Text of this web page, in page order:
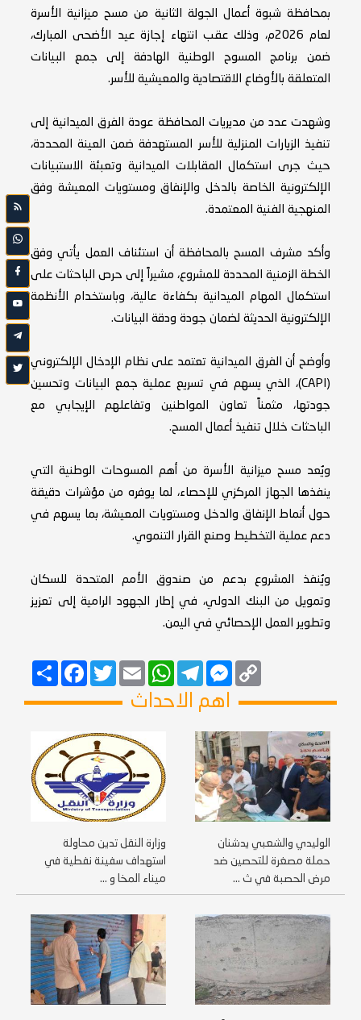
بمحافظة شبوة أعمال الجولة الثانية من مسح ميزانية الأسرة
لعام 2026م، وذلك عقب انتهاء إجازة عيد الأضحى المبارك،
ضمن برنامج المسوح الوطنية الهادفة إلى جمع البيانات
المتعلقة بالأوضاع الاقتصادية والمعيشية للأسر.
وشهدت عدد من مديريات المحافظة عودة الفرق الميدانية إلى
تنفيذ الزيارات المنزلية للأسر المستهدفة ضمن العينة المحددة،
حيث جرى استكمال المقابلات الميدانية وتعبئة الاستبيانات
الإلكترونية الخاصة بالدخل والإنفاق ومستويات المعيشة وفق
المنهجية الفنية المعتمدة.
وأكد مشرف المسح بالمحافظة أن استئناف العمل يأتي وفق
الخطة الزمنية المحددة للمشروع، مشيراً إلى حرص الباحثات على
استكمال المهام الميدانية بكفاءة عالية، وباستخدام الأنظمة
الإلكترونية الحديثة لضمان جودة ودقة البيانات.
وأوضح أن الفرق الميدانية تعتمد على نظام الإدخال الإلكتروني
(CAPI)، الذي يسهم في تسريع عملية جمع البيانات وتحسين
جودتها، مثمناً تعاون المواطنين وتفاعلهم الإيجابي مع
الباحثات خلال تنفيذ أعمال المسح.
ويُعد مسح ميزانية الأسرة من أهم المسوحات الوطنية التي
ينفذها الجهاز المركزي للإحصاء، لما يوفره من مؤشرات دقيقة
حول أنماط الإنفاق والدخل ومستويات المعيشة، بما يسهم في
دعم عملية التخطيط وصنع القرار التنموي.
ويُنفذ المشروع بدعم من صندوق الأمم المتحدة للسكان
وتمويل من البنك الدولي، في إطار الجهود الرامية إلى تعزيز
وتطوير العمل الإحصائي في اليمن.
انشر
FacebookTwitterEmail
WhatsAppTelegram
MessengerCopy
Link
اهم الاحداث
الوليدي والشعبي يدشنان
حملة مصغرة للتحصين ضد
مرض الحصبة في ث ...
وزارة النقل تدين محاولة
استهداف سفينة نفطية في
ميناء المخا و ...